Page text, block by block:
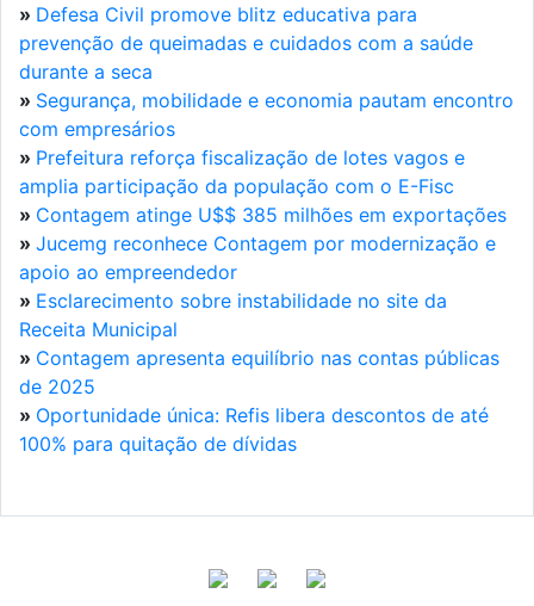
» Defesa Civil promove blitz educativa para
prevenção de queimadas e cuidados com a saúde
durante a seca
» Segurança, mobilidade e economia pautam encontro
com empresários
» Prefeitura reforça fiscalização de lotes vagos e
amplia participação da população com o E-Fisc
» Contagem atinge U$$ 385 milhões em exportações
» Jucemg reconhece Contagem por modernização e
apoio ao empreendedor
» Esclarecimento sobre instabilidade no site da
Receita Municipal
» Contagem apresenta equilíbrio nas contas públicas
de 2025
» Oportunidade única: Refis libera descontos de até
100% para quitação de dívidas